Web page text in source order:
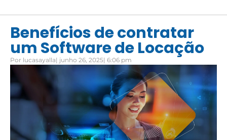
Benefícios de contratar
um Software de Locação
Por lucasayalla| junho 26, 2025| 6:06 pm